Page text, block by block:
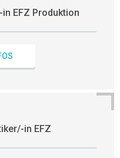
EFZ Produktion
in EFZ